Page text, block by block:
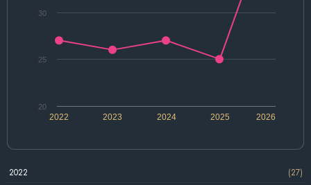
2022 2024 2026
2023 2025
20
25
30
2022
(27)